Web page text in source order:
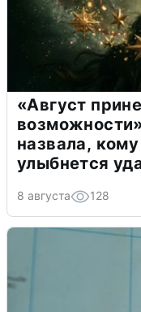
«Август
назвала,
улыбнется
8 августа 128